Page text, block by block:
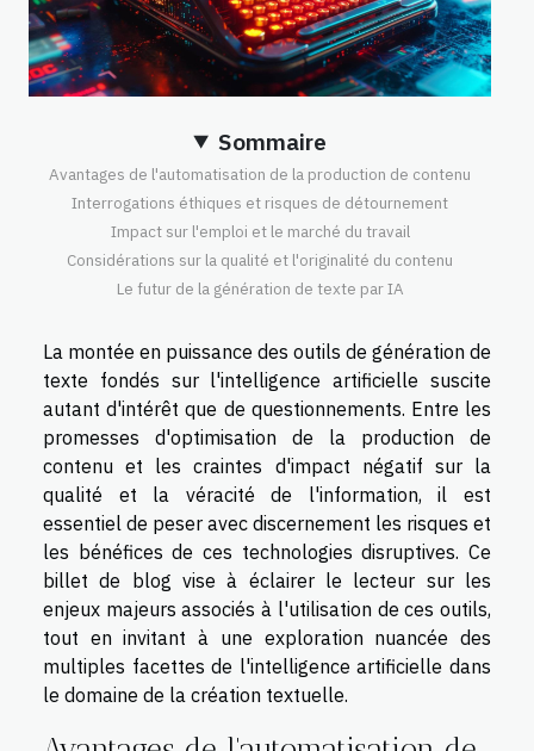
Sommaire
Avantages de l'automatisation de la production de contenu
Interrogations éthiques et risques de détournement
Impact sur l'emploi et le marché du travail
Considérations sur la qualité et l'originalité du contenu
Le futur de la génération de texte par IA
La montée en puissance des outils de génération de
texte fondés sur l'intelligence artificielle suscite
autant d'intérêt que de questionnements. Entre les
promesses d'optimisation de la production de
contenu et les craintes d'impact négatif sur la
qualité et la véracité de l'information, il est
essentiel de peser avec discernement les risques et
les bénéfices de ces technologies disruptives. Ce
billet de blog vise à éclairer le lecteur sur les
enjeux majeurs associés à l'utilisation de ces outils,
tout en invitant à une exploration nuancée des
multiples facettes de l'intelligence artificielle dans
le domaine de la création textuelle.